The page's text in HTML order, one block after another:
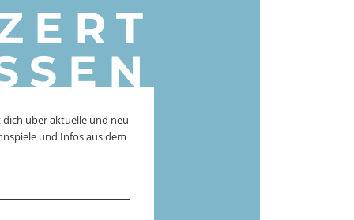
über aktuelle und neu
und Infos aus dem